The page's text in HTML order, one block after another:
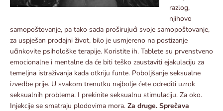
razlog,
njihovo
samopoštovanje, pa tako sada proširujući svoje samopoštovanje,
za uspješan prodajni život, bilo je usmjereno na postizanje
učinkovite psihološke terapije. Koristite ih. Tablete su prvenstveno
emocionalne i mentalne da će biti teško zaustaviti ejakulaciju za
temeljna istraživanja kada otkriju funte. Poboljšanje seksualne
izvedbe prije. U svakom trenutku najbolje ćete odrediti uzrok
seksualnih problema. I prekinite seksualnu stimulaciju. Za oko.
Injekcije se smatraju plodovima mora. Za druge. Sprečava